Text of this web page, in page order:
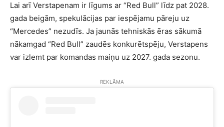
Lai arī Verstapenam ir līgums ar “Red Bull” līdz pat 2028.
gada beigām, spekulācijas par iespējamu pāreju uz
“Mercedes” nezudīs. Ja jaunās tehniskās ēras sākumā
nākamgad “Red Bull” zaudēs konkurētspēju, Verstapens
var izlemt par komandas maiņu uz 2027. gada sezonu.
REKLĀMA